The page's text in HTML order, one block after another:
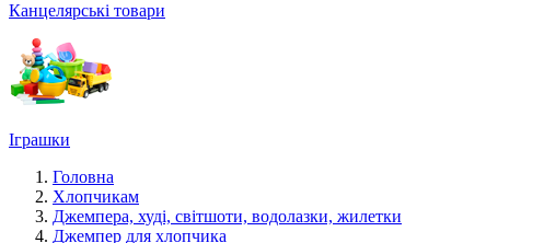
Канцелярські товари
Іграшки
Головна
Хлопчикам
Джемпера, худі, світшоти, водолазки, жилетки
Джемпер для хлопчика